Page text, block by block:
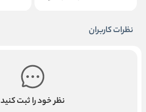
نظرات کاربران
نظر خود را ثبت کنید